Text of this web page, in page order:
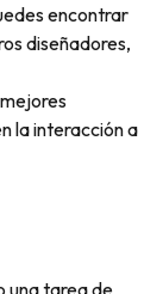
encontrar
diseñadores,
la interacción a